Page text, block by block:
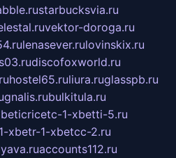
starbucksvia.ru
vektor-doroga.ru
lenasever.rulovinskix.ru
discofoxworld.ru
hostel65.ruliura.ruglasspb.ru
gnalis.rubulkitula.ru
1-xbetti-5.ru
xbetr-1-xbetcc-2.ru
accounts112.ru